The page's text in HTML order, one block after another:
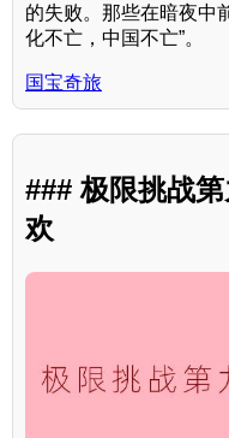
的失败。那些在暗夜中
化不亡，中国不亡”。
国宝奇旅
### 极限挑战
欢